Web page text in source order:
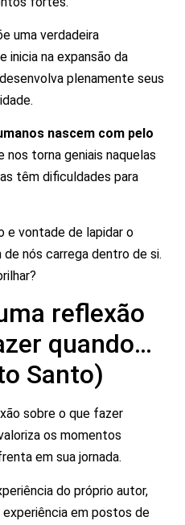
uma verdadeira
inicia na expansão da
plenamente seus
nascem com pelo
nos torna geniais naquelas
têm dificuldades para
e vontade de lapidar o
nós carrega dentro de si.
reflexão
quando…
Santo)
sobre o que fazer
os momentos
em sua jornada.
do próprio autor,
em postos de